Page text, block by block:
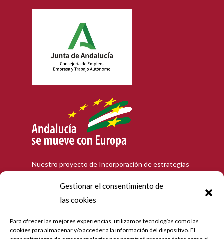
Gestionar el consentimiento de
las cookies
Para ofrecer las mejores experiencias, utilizamos tecnologías como las
cookies para almacenar y/o acceder a la información del dispositivo. El
Nuestro proyecto de Incorporación de estrategias
de marketing digital en la actividad de la empresa
en la población de Córdoba, que tiene como
objetivo contribuir a la modernización digital y a la
mejora de la competitividad de las personas
ayuda de la Unión Europea y de la Junta de
Andalucía con cargo al Programa Operativo FEDER
de Andalucía 2014-2020. Hemos realizado diseño e